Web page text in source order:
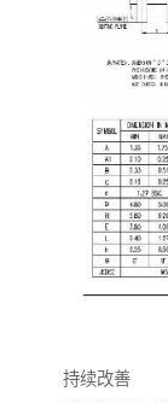
持续改善